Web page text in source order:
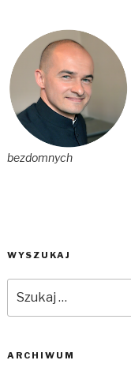
bezdomnych
WYSZUKAJ
ARCHIWUM